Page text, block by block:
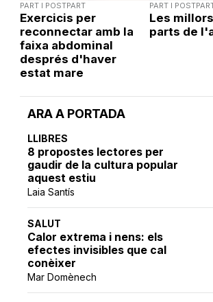
ARA A PORTADA
LLIBRES
8 propostes lectores per
gaudir de la cultura popular
aquest estiu
Laia Santís
SALUT
Calor extrema i nens: els
efectes invisibles que cal
conèixer
Mar Domènech
PART I POSTPART
Exercicis per
reconnectar amb la
faixa abdominal
després d'haver
estat mare
PART I
Les
parts de